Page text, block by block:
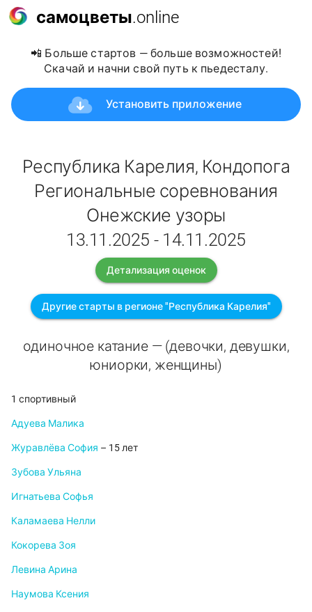
самоцветы.online
📲 Больше стартов — больше возможностей!
Скачай и начни свой путь к пьедесталу.
Установить приложение
Республика Карелия, Кондопога
Региональные соревнования
Онежские узоры
13.11.2025 - 14.11.2025
Детализация оценок
Другие старты в регионе "Республика Карелия"
одиночное катание — (девочки, девушки,
юниорки, женщины)
1 спортивный
Адуева Малика
Журавлёва София – 15 лет
Зубова Ульяна
Игнатьева Софья
Каламаева Нелли
Кокорева Зоя
Левина Арина
Наумова Ксения